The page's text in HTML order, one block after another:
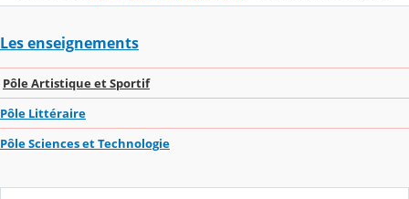
Les enseignements
Pôle Artistique et Sportif
Pôle Littéraire
Pôle Sciences et Technologie